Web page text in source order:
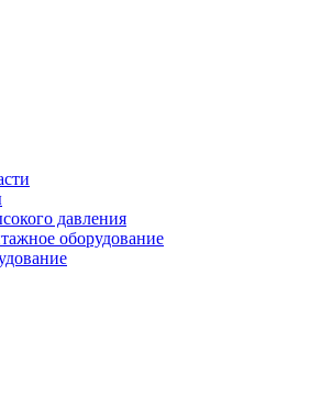
давления
оборудование